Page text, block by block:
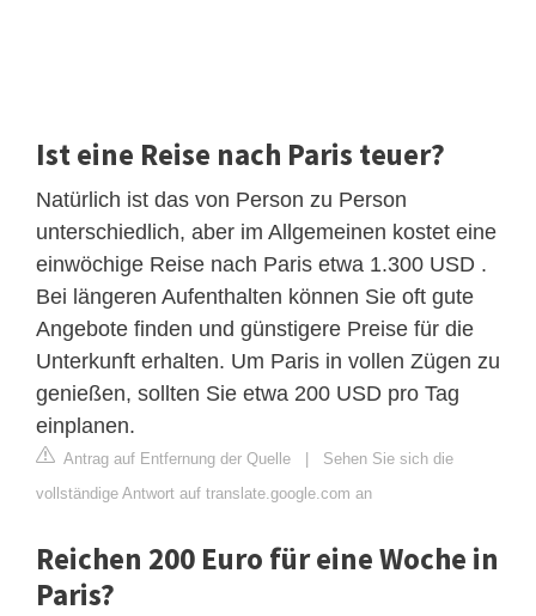
Ist eine Reise nach Paris teuer?
Natürlich ist das von Person zu Person
unterschiedlich, aber im Allgemeinen kostet eine
einwöchige Reise nach Paris etwa 1.300 USD .
Bei längeren Aufenthalten können Sie oft gute
Angebote finden und günstigere Preise für die
Unterkunft erhalten. Um Paris in vollen Zügen zu
genießen, sollten Sie etwa 200 USD pro Tag
einplanen.
Antrag auf Entfernung der Quelle | Sehen Sie sich die
vollständige Antwort auf translate.google.com an
Reichen 200 Euro für eine Woche in
Paris?